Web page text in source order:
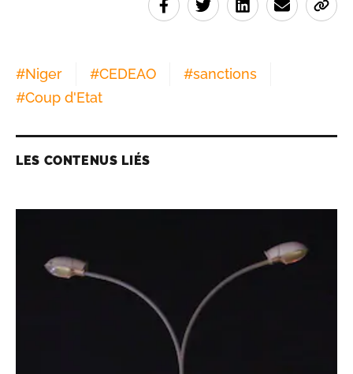
#Niger #CEDEAO #sanctions
#Coup d'Etat
LES CONTENUS LIÉS